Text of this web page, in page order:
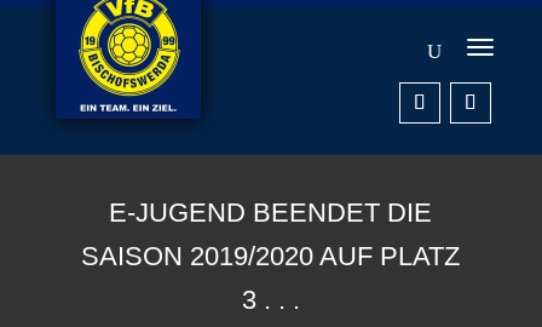
E-JUGEND BEENDET DIE
SAISON 2019/2020 AUF PLATZ
3 . . .